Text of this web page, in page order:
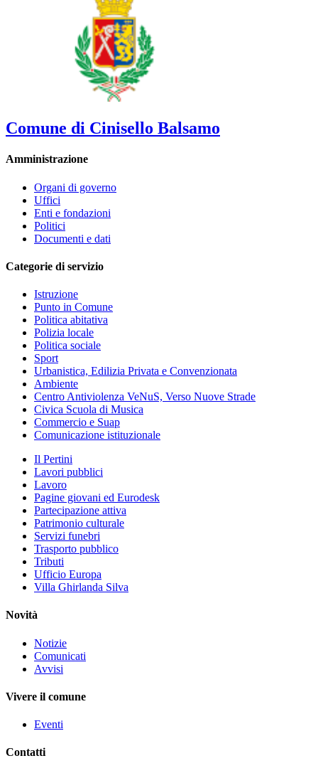
Comune di Cinisello Balsamo
Amministrazione
Organi di governo
Uffici
Enti e fondazioni
Politici
Documenti e dati
Categorie di servizio
Istruzione
Punto in Comune
Politica abitativa
Polizia locale
Politica sociale
Sport
Urbanistica, Edilizia Privata e Convenzionata
Ambiente
Centro Antiviolenza VeNuS, Verso Nuove Strade
Civica Scuola di Musica
Commercio e Suap
Comunicazione istituzionale
Il Pertini
Lavori pubblici
Lavoro
Pagine giovani ed Eurodesk
Partecipazione attiva
Patrimonio culturale
Servizi funebri
Trasporto pubblico
Tributi
Ufficio Europa
Villa Ghirlanda Silva
Novità
Notizie
Comunicati
Avvisi
Vivere il comune
Eventi
Contatti